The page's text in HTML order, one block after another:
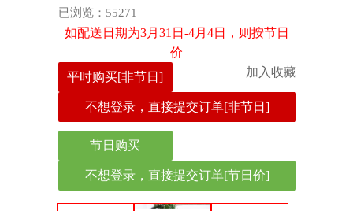
已浏览： 55271
如配送日期为3月31日-4月4日，则按节日
价
平时购买[非节日]
加入收藏
不想登录，直接提交订单[非节日]
节日购买
不想登录，直接提交订单[节日价]